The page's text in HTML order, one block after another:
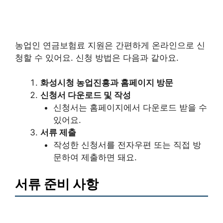
농업인 연금보험료 지원은 간편하게 온라인으로 신
청할 수 있어요. 신청 방법은 다음과 같아요.
화성시청 농업진흥과 홈페이지 방문
신청서 다운로드 및 작성
신청서는 홈페이지에서 다운로드 받을 수
있어요.
서류 제출
작성한 신청서를 전자우편 또는 직접 방
문하여 제출하면 돼요.
서류 준비 사항